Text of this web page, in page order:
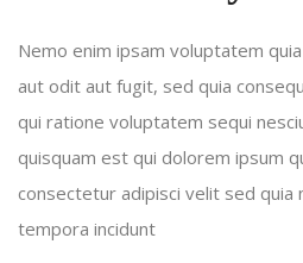
Nemo enim ipsam voluptatem
aut odit aut fugit, sed quia
qui ratione voluptatem sequi
quisquam est qui dolorem ipsum
consectetur adipisci velit sed quia
tempora incidunt